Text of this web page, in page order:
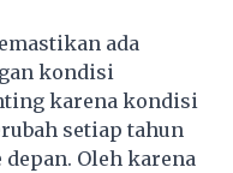
ada
kondisi
karena kondisi
setiap tahun
depan. Oleh karena